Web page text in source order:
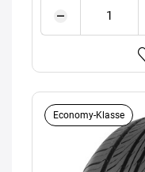
Economy-Klasse